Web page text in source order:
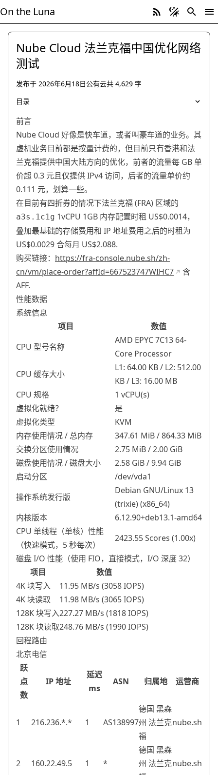
On the Luna
Nube Cloud 法兰克福中国优化网络
测试
发布于 2026年6月18日公有云共 4,629 字
目录
前言
Nube Cloud 好像是快车道，或者叫豪车道的业务。其
虚机业务目前都是按量计费的，但目前只有香港和法
兰克福提供中国大陆方向的优化，前者的流量每 GB 单
价超 0.3 元且仅提供 IPv4 访问，后者的流量单价约
0.111 元，划算一些。
在目前有四折券的情况下法兰克福 (FRA) 区域的
a3s.1c1g 1vCPU 1GB 内存配置时租 US$0.0014，
叠加最基础的存储费用和 IP 地址费用之后的时租为
US$0.0029 合每月 US$2.088.
购买链接： https://fra-console.nube.sh/zh-
cn/vm/place-order?affId=667523747WIHC7
含
AFF.
性能数据
系统信息
项目
数值
CPU 型号名称
AMD EPYC 7C13 64-
Core Processor
CPU 缓存大小
L1: 64.00 KB / L2: 512.00
KB / L3: 16.00 MB
CPU 规格
1 vCPU(s)
虚拟化就绪？
是
虚拟化类型
KVM
内存使用情况 / 总内存
347.61 MiB / 864.33 MiB
交换分区使用情况
2.75 MiB / 2.00 GiB
磁盘使用情况 / 磁盘大小
2.58 GiB / 9.94 GiB
启动分区
/dev/vda1
操作系统发行版
Debian GNU/Linux 13
(trixie) (x86_64)
内核版本
6.12.90+deb13.1-amd64
CPU 单线程（单核）性能
（快速模式，5 秒每次）
2423.55 Scores (1.00x)
磁盘 I/O 性能（使用 FIO，直接模式，I/O 深度 32）
项目
数值
4K 块写入
11.95 MB/s (3058 IOPS)
4K 块读取
11.98 MB/s (3065 IOPS)
128K 块写入227.27 MB/s (1818 IOPS)
128K 块读取248.76 MB/s (1990 IOPS)
回程路由
北京电信
跃
点
数
IP 地址
延迟
ms
ASN 归属地 运营商
1 216.236.*.* 1 AS138997
德国 黑森
州 法兰克
福
nube.sh
2 160.22.49.5 1 *
德国 黑森
州 法兰克nube.sh